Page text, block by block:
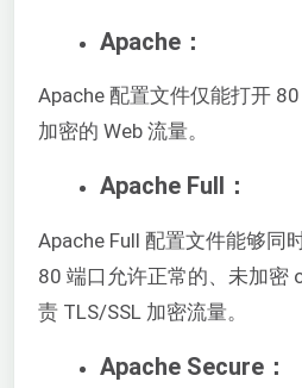
Apache：
Apache 配置文件仅能打开
加密的 Web 流量。
Apache Full：
Apache Full 配置文件能够同
80 端口允许正常的、未加密
责 TLS/SSL 加密流量。
Apache Secure：